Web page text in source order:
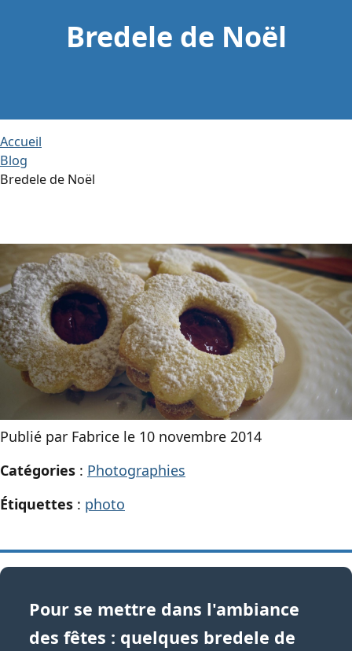
Bredele de Noël
Accueil
Blog
Bredele de Noël
Publié par Fabrice le 10 novembre 2014
Catégories : Photographies
Étiquettes : photo
Pour se mettre dans l'ambiance
des fêtes : quelques bredele de